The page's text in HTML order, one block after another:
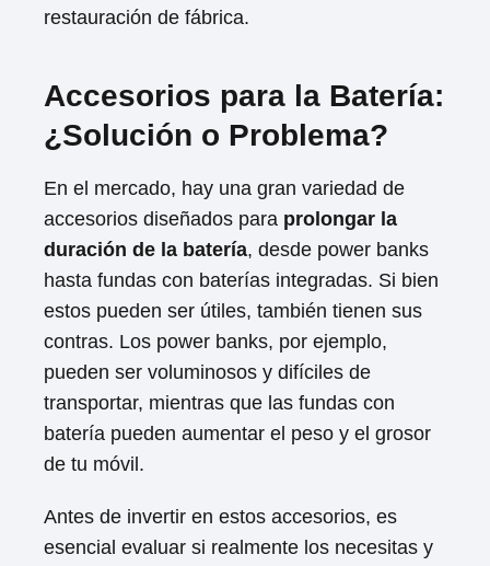
restauración de fábrica.
Accesorios para la Batería:
¿Solución o Problema?
En el mercado, hay una gran variedad de
accesorios diseñados para prolongar la
duración de la batería, desde power banks
hasta fundas con baterías integradas. Si bien
estos pueden ser útiles, también tienen sus
contras. Los power banks, por ejemplo,
pueden ser voluminosos y difíciles de
transportar, mientras que las fundas con
batería pueden aumentar el peso y el grosor
de tu móvil.
Antes de invertir en estos accesorios, es
esencial evaluar si realmente los necesitas y